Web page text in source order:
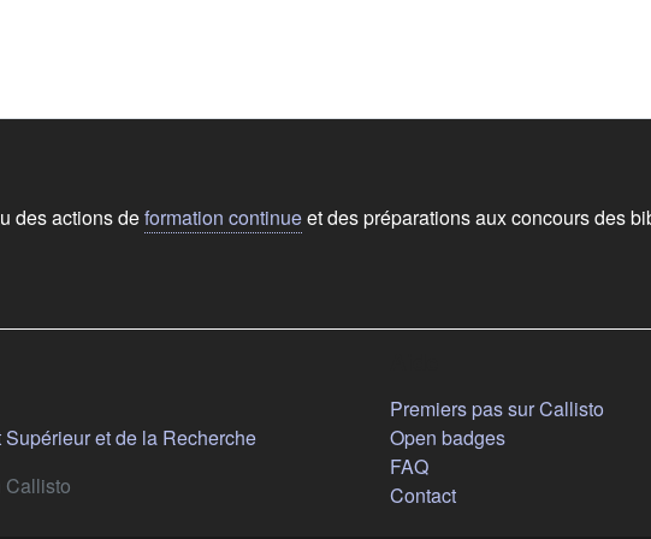
des actions deformation continueet des préparations aux concours des
dans un nouvel onglet)
et de la Recherche(s'ouvre dans un nouvel onglet)
Callisto
Premiers pas sur Callisto
Open badges
FAQ
Contact